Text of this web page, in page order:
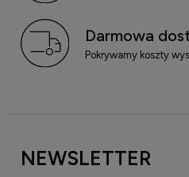
Darmowa
Pokrywamy koszty
NEWSLETTER